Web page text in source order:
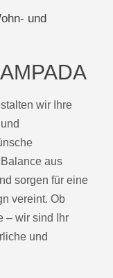
und
wir Ihre
aus
sorgen für eine
vereint. Ob
– wir sind Ihr
und